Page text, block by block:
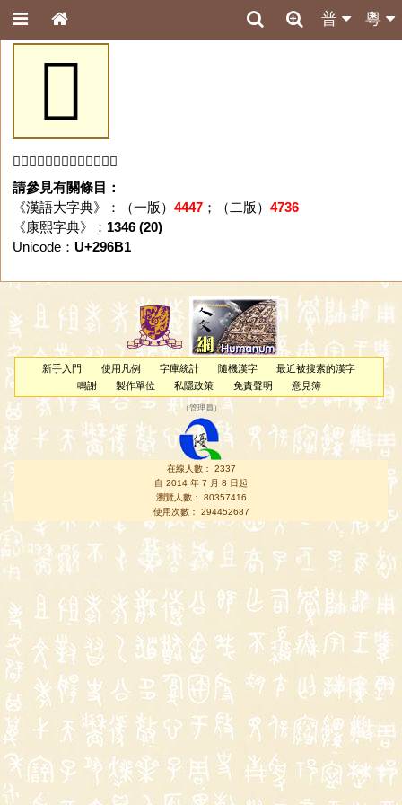
粵
普
𩚱
「𩚱」字未收錄於本資料庫。
請參見有關條目：
《漢語大字典》：（一版） 4447；（二版） 4736
《康熙字典》： 1346 (20)
Unicode： U+296B1
新手入門 使用凡例 字庫統計 隨機漢字
最近被搜索的漢字
鳴謝
製作單位 私隱政策 免責聲明 意見簿
（管理員 ）
在線人數： 2337
自 2014 年 7 月 8 日起
瀏覽人數： 80357416
使用次數： 294452687